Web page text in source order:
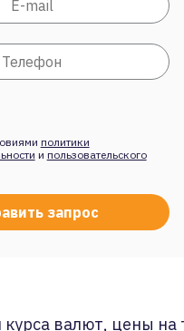
политики
и пользовательского
курса валют, цены на